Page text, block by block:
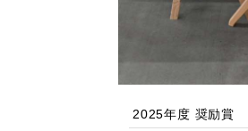
2025年度 奨励賞